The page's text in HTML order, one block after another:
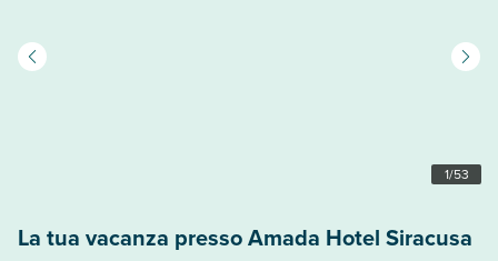
1/53
La tua vacanza presso Amada Hotel Siracusa